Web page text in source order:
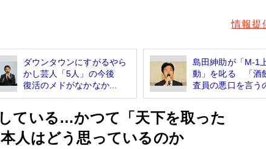
情報提
ダウンタウンにすがるやら
かし芸人「5人」の今後
復活のメドがなかなか...
島田紳助が「M-1
動」を叱る 「酒
査員の悪口を言う
ている…かつて「天下を取った
人はどう思っているのか